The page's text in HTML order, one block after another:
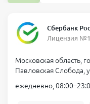
Сбербанк
Лицензия
Московская область,
Павловская Слобода,
ежедневно,